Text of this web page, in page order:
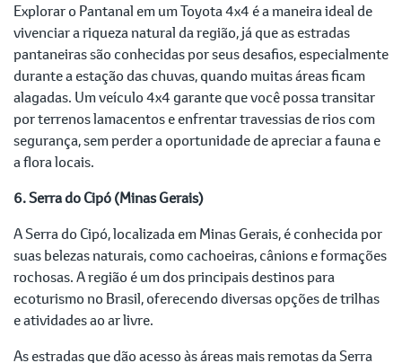
Explorar o Pantanal em um Toyota 4x4 é a maneira ideal de
vivenciar a riqueza natural da região, já que as estradas
pantaneiras são conhecidas por seus desafios, especialmente
durante a estação das chuvas, quando muitas áreas ficam
alagadas. Um veículo 4x4 garante que você possa transitar
por terrenos lamacentos e enfrentar travessias de rios com
segurança, sem perder a oportunidade de apreciar a fauna e
a flora locais.
6. Serra do Cipó (Minas Gerais)
A Serra do Cipó, localizada em Minas Gerais, é conhecida por
suas belezas naturais, como cachoeiras, cânions e formações
rochosas. A região é um dos principais destinos para
ecoturismo no Brasil, oferecendo diversas opções de trilhas
e atividades ao ar livre.
As estradas que dão acesso às áreas mais remotas da Serra